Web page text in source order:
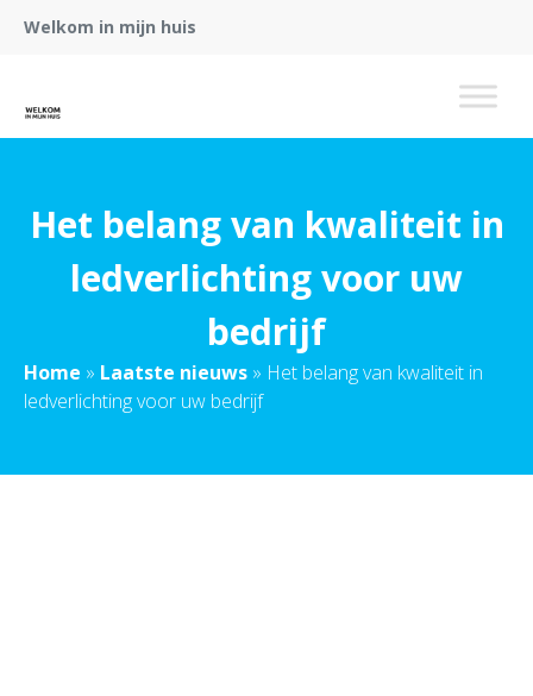
Welkom in mijn huis
Het belang van kwaliteit in
ledverlichting voor uw
bedrijf
Home » Laatste nieuws » Het belang van kwaliteit in
ledverlichting voor uw bedrijf